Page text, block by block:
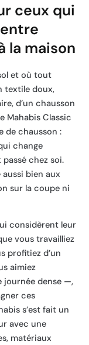
ceux qui
la maison
et où tout
textile doux,
d’un chausson
Mahabis Classic
de chausson :
change
chez soi.
bien aux
sur la coupe ni
considèrent leur
vous travailliez
profitiez d’un
aimiez
journée dense —,
ces
s’est fait un
avec une
matériaux